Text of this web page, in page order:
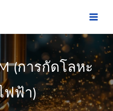
Main
(การกัดโลหะ
ฟฟ้า)